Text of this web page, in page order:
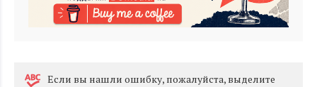
Eсли вы нашли ошибку, пожалуйста, выделите